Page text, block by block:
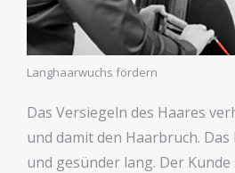
Langhaarwuchs fördern
Das Versiegeln des Haares
und damit den Haarbruch.
und gesünder lang. Der